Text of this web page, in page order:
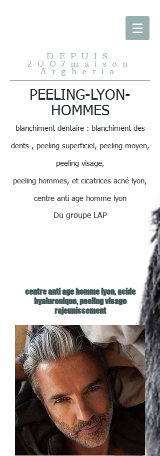
DEPUIS
2007maison
Argheria
PEELING-LYON-
HOMMES
blanchiment dentaire : blanchiment des
dents , peeling superficiel, peeling moyen,
peeling visage,
peeling hommes, et cicatrices acné lyon,
centre anti age homme lyon
Du groupe LAP
centre anti age homme lyon, acide
hyaluronique, peeling visage
rajeunissement